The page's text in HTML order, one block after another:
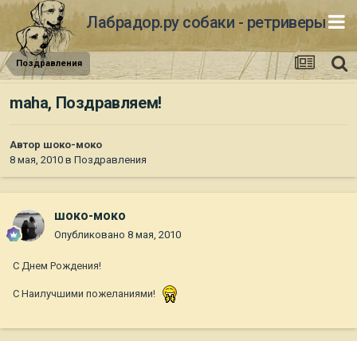
Лабрадор.ру собаки - ретриверы
Поздравления
maha, Поздравляем!
Автор шоко-моко
8 мая, 2010 в Поздравления
шоко-моко
Опубликовано 8 мая, 2010
С Днем Рождения!
С Наилучшими пожеланиями!